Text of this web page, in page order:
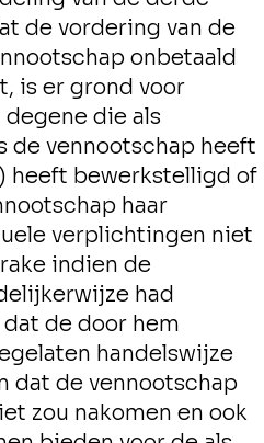
de vordering van de
onbetaald
is er grond voor
die als
de vennootschap heeft
heeft bewerkstelligd of
haar
verplichtingen niet
indien de
had
de door hem
handelswijze
dat de vennootschap
zou nakomen en ook